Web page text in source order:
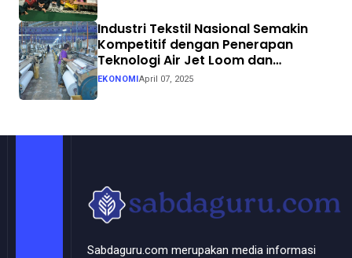
Industri Tekstil Nasional Semakin
Kompetitif dengan Penerapan
Teknologi Air Jet Loom dan
Continuous Dyeing di CV. Garuda
Solo Perkasa
EKONOMI April 07, 2025
Sabdaguru.com merupakan media informasi